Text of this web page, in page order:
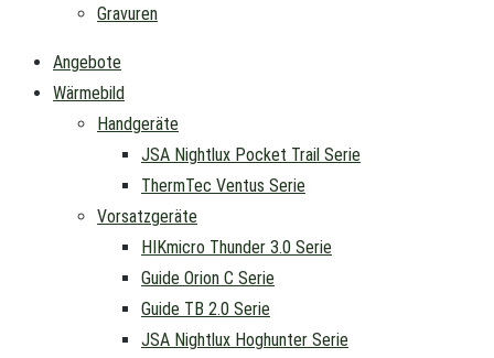
Gravuren
Angebote
Wärmebild
Handgeräte
JSA Nightlux Pocket Trail Serie
ThermTec Ventus Serie
Vorsatzgeräte
HIKmicro Thunder 3.0 Serie
Guide Orion C Serie
Guide TB 2.0 Serie
JSA Nightlux Hoghunter Serie